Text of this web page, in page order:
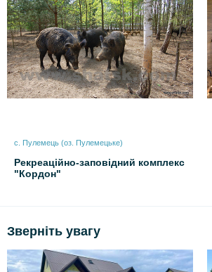
с. Пулемець (оз. Пулемецьке)
Рекреаційно-заповідний комплекс
"Кордон"
Зверніть увагу